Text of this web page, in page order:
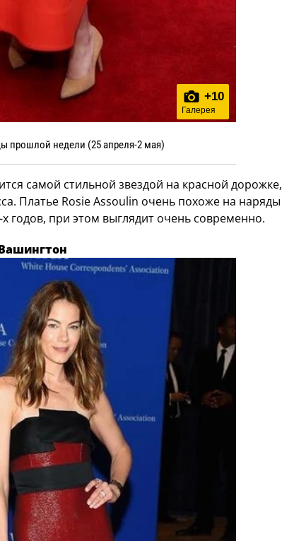
+10
Галерея
прошлой недели (25 апреля-2 мая)
самой стильной звездой на красной дорожке,
Платье Rosie Assoulin очень похоже на наряды
годов, при этом выглядит очень современно.